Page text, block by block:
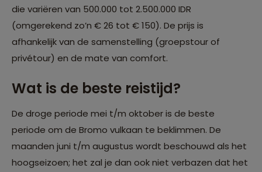
die variëren van 500.000 tot 2.500.000 IDR
(omgerekend zo’n € 26 tot € 150). De prijs is
afhankelijk van de samenstelling (groepstour of
privétour) en de mate van comfort.
Wat is de beste reistijd?
De droge periode mei t/m oktober is de beste
periode om de Bromo vulkaan te beklimmen. De
maanden juni t/m augustus wordt beschouwd als het
hoogseizoen; het zal je dan ook niet verbazen dat het